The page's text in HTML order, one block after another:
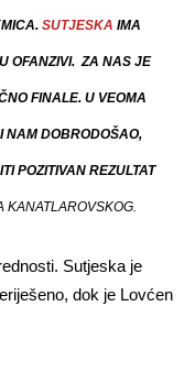
SUTJESKA IMA
OFANZIVI. ZA NAS JE
FINALE. U VEOMA
NAM DOBRODOŠAO,
POZITIVAN REZULTAT
KANATLAROVSKOG.
Sutjeska je
dok je Lovćen